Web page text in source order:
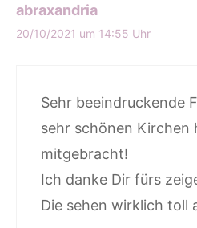
abraxandria
20/10/2021 um 14:55 Uhr
Sehr beeindruckende
sehr schönen Kirchen
mitgebracht!
Ich danke Dir fürs
Die sehen wirklich toll